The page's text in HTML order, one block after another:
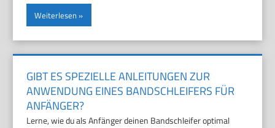
Weiterlesen
GIBT ES SPEZIELLE ANLEITUNGEN ZUR
ANWENDUNG EINES BANDSCHLEIFERS FÜR
ANFÄNGER?
Lerne, wie du als Anfänger deinen Bandschleifer optimal